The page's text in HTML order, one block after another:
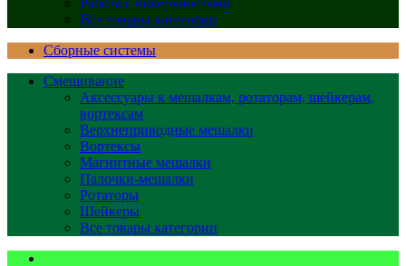
Работа с поверхностями
Все товары категории
Сборные системы
Смешивание
Аксессуары к мешалкам, ротаторам, шейкерам,
вортексам
Верхнеприводные мешалки
Вортексы
Магнитные мешалки
Палочки-мешалки
Ротаторы
Шейкеры
Все товары категории